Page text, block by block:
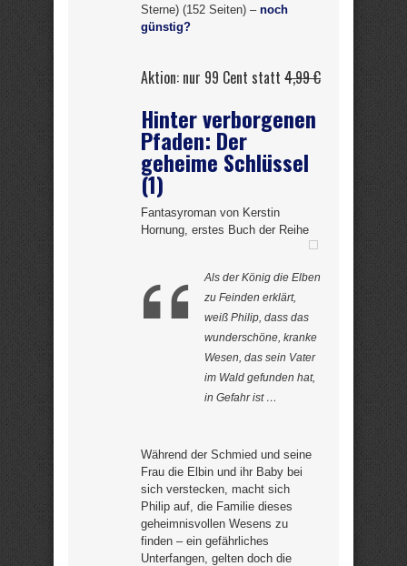
Sterne) (152 Seiten) – noch
günstig?
Aktion: nur 99 Cent statt 4,99 €
Hinter verborgenen
Pfaden: Der
geheime Schlüssel
(1)
Fantasyroman von Kerstin
Hornung, erstes Buch der Reihe
Als der König die Elben
zu Feinden erklärt,
weiß Philip, dass das
wunderschöne, kranke
Wesen, das sein Vater
im Wald gefunden hat,
in Gefahr ist …
Während der Schmied und seine
Frau die Elbin und ihr Baby bei
sich verstecken, macht sich
Philip auf, die Familie dieses
geheimnisvollen Wesens zu
finden – ein gefährliches
Unterfangen, gelten doch die